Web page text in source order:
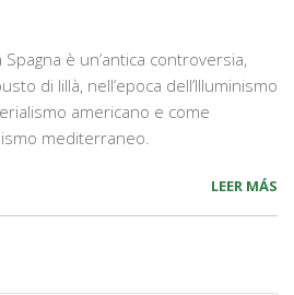
Spagna è un’antica controversia,
di lillà, nell’epoca dell’Illuminismo
americano e come
mediterraneo.
LEER MÁS